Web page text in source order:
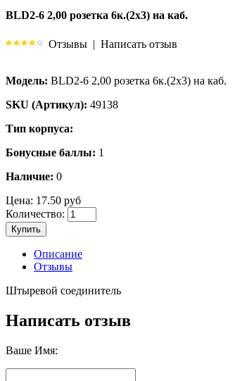
BLD2-6 2,00 розетка 6к.(2х3) на каб.
Отзывы | Написать отзыв
Модель: BLD2-6 2,00 розетка 6к.(2х3) на каб.
SKU (Артикул): 49138
Тип корпуса:
Бонусные баллы: 1
Наличие: 0
Цена: 17.50 руб
Количество:
Купить
Описание
Отзывы
Штыревой соединитель
Написать отзыв
Ваше Имя: